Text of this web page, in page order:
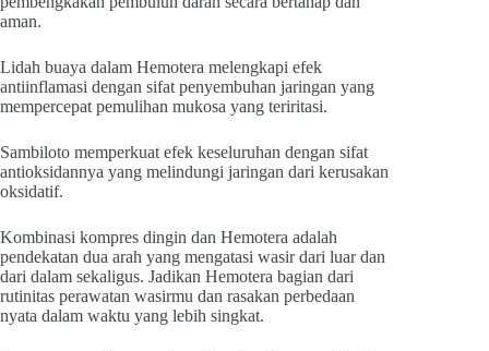
aman.
Lidah buaya dalam Hemotera melengkapi efek
antiinflamasi dengan sifat penyembuhan jaringan yang
mempercepat pemulihan mukosa yang teriritasi.
Sambiloto memperkuat efek keseluruhan dengan sifat
antioksidannya yang melindungi jaringan dari kerusakan
oksidatif.
Kombinasi kompres dingin dan Hemotera adalah
pendekatan dua arah yang mengatasi wasir dari luar dan
dari dalam sekaligus. Jadikan Hemotera bagian dari
rutinitas perawatan wasirmu dan rasakan perbedaan
nyata dalam waktu yang lebih singkat.